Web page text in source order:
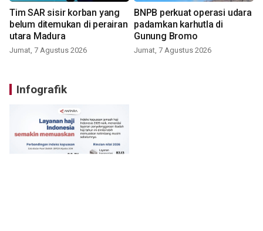
Tim SAR sisir korban yang
belum ditemukan di perairan
utara Madura
Jumat, 7 Agustus 2026
BNPB perkuat operasi udara
padamkan karhutla di
Gunung Bromo
Jumat, 7 Agustus 2026
Infografik